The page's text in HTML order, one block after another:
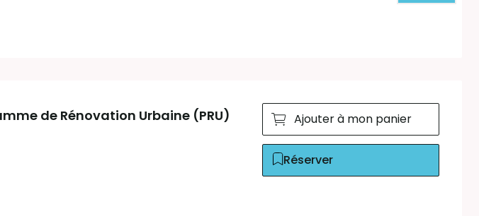
de Rénovation Urbaine (PRU)
Ajouter à mon panier
Réserver